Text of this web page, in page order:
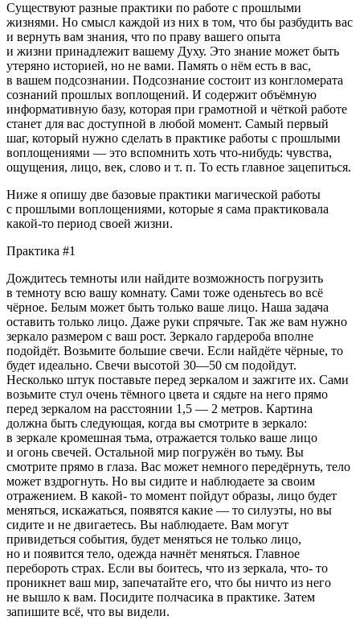
Существуют разные практики по работе с прошлыми
жизнями. Но смысл каждой из них в том, что бы разбудить вас
и вернуть вам знания, что по праву вашего опыта
и жизни принадлежит вашему Духу. Это знание может быть
утеряно историей, но не вами. Память о нём есть в вас,
в вашем подсознании. Подсознание состоит из конгломерата
сознаний прошлых воплощений. И содержит объёмную
информативную базу, которая при грамотной и чёткой работе
станет для вас доступной в любой момент. Самый первый
шаг, который нужно сделать в практике работы с прошлыми
воплощениями — это вспомнить хоть что-нибудь: чувства,
ощущения, лицо, век, слово и т. п. То есть главное зацепиться.
Ниже я опишу две базовые практики магической работы
с прошлыми воплощениями, которые я сама практиковала
какой-то период своей жизни.
Практика #1
Дождитесь темноты или найдите возможность погрузить
в темноту всю вашу комнату. Сами тоже оденьтесь во всё
чёрное. Белым может быть только ваше лицо. Наша задача
оставить только лицо. Даже руки спрячьте. Так же вам нужно
зеркало размером с ваш рост. Зеркало гардероба вполне
подойдёт. Возьмите большие свечи. Если найдёте чёрные, то
будет идеально. Свечи высотой 30—50 см подойдут.
Несколько штук поставьте перед зеркалом и зажгите их. Сами
возьмите стул очень тёмного цвета и сядьте на него прямо
перед зеркалом на расстоянии 1,5 — 2 метров. Картина
должна быть следующая, когда вы смотрите в зеркало:
в зеркале кромешная тьма, отражается только ваше лицо
и огонь свечей. Остальной мир погружён во тьму. Вы
смотрите прямо в глаза. Вас может немного передёрнуть, тело
может вздрогнуть. Но вы сидите и наблюдаете за своим
отражением. В какой- то момент пойдут образы, лицо будет
меняться, искажаться, появятся какие — то силуэты, но вы
сидите и не двигаетесь. Вы наблюдаете. Вам могут
привидеться события, будет меняться не только лицо,
но и появится тело, одежда начнёт меняться. Главное
перебороть страх. Если вы боитесь, что из зеркала, что- то
проникнет ваш мир, запечатайте его, что бы ничто из него
не вышло к вам. Посидите полчасика в практике. Затем
запишите всё, что вы видели.